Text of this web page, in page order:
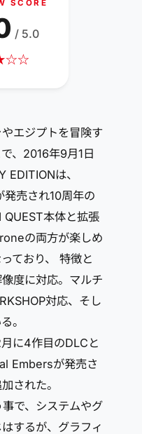
SCORE
☆☆
/ 5.0
エジプトを冒険す
、2016年9月1日
EDITIONは、
売され10周年の
本体と拡張
の両方が楽しめ
ており、 特徴と
度に対応。マルチ
対応、そし
。
に4作目のDLCと
Embersが発売さ
された。
で、システムやグ
するが、グラフィ